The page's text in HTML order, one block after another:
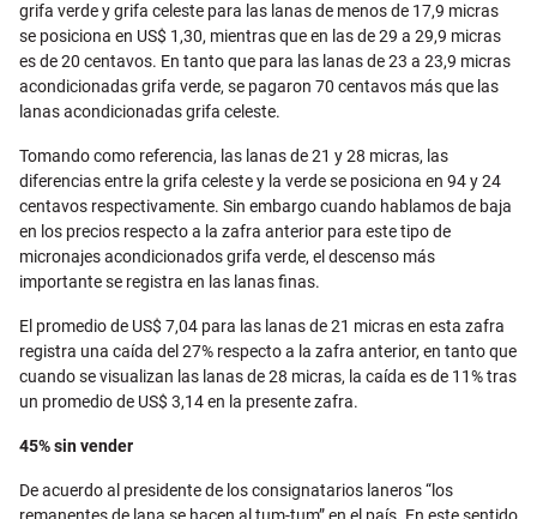
grifa verde y grifa celeste para las lanas de menos de 17,9 micras
se posiciona en US$ 1,30, mientras que en las de 29 a 29,9 micras
es de 20 centavos. En tanto que para las lanas de 23 a 23,9 micras
acondicionadas grifa verde, se pagaron 70 centavos más que las
lanas acondicionadas grifa celeste.
Tomando como referencia, las lanas de 21 y 28 micras, las
diferencias entre la grifa celeste y la verde se posiciona en 94 y 24
centavos respectivamente. Sin embargo cuando hablamos de baja
en los precios respecto a la zafra anterior para este tipo de
micronajes acondicionados grifa verde, el descenso más
importante se registra en las lanas finas.
El promedio de US$ 7,04 para las lanas de 21 micras en esta zafra
registra una caída del 27% respecto a la zafra anterior, en tanto que
cuando se visualizan las lanas de 28 micras, la caída es de 11% tras
un promedio de US$ 3,14 en la presente zafra.
45% sin vender
De acuerdo al presidente de los consignatarios laneros “los